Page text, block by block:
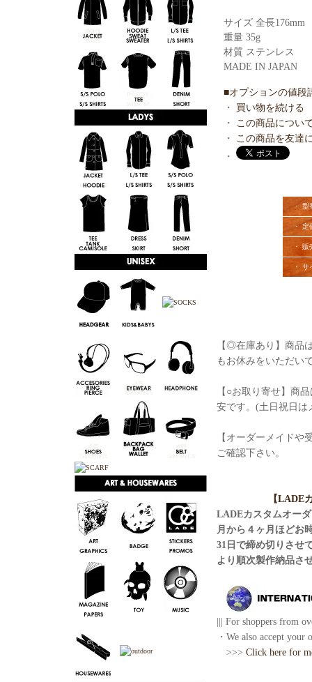
サイズ 全長176mm
重量 35g
材質 ステンレス
MADE IN JAPAN
■オプションの値段
・ 買い物を続ける
・
この商品につい
・
この商品を友達
・
・ 型
・ 定
・ 販
・ サ
【◎在庫あり】商品
もお休みをいただい
【○お取り寄せ】商
安です。(土日祝日は
【オーダーメイド
ご確認下さい。
【LADE
LADEカスタムオー
月から４ヶ月ほどお
31日で締め切りさせ
より順次製作納品さ
||| For shoppers from
・We also accept your
>>> Click here for